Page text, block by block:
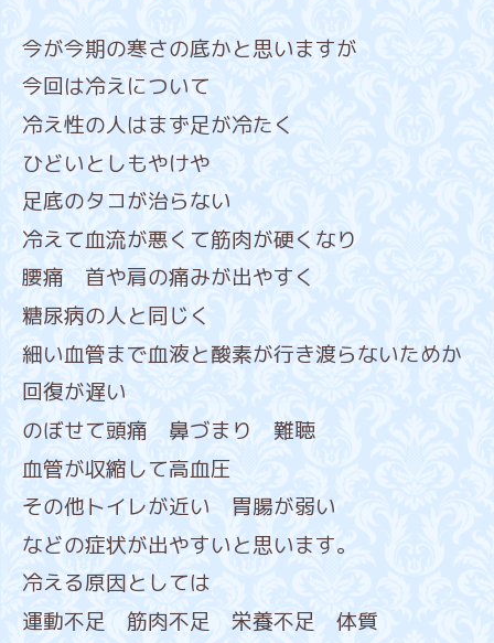
今が今期の寒さの底かと思いますが
今回は冷えについて
冷え性の人はまず足が冷たく
ひどいとしもやけや
足底のタコが治らない
冷えて血流が悪くて筋肉が硬くなり
腰痛 首や肩の痛みが出やすく
糖尿病の人と同じく
細い血管まで血液と酸素が行き渡らないためか
回復が遅い
のぼせて頭痛 鼻づまり 難聴
血管が収縮して高血圧
その他トイレが近い 胃腸が弱い
などの症状が出やすいと思います。
冷える原因としては
運動不足 筋肉不足 栄養不足 体質